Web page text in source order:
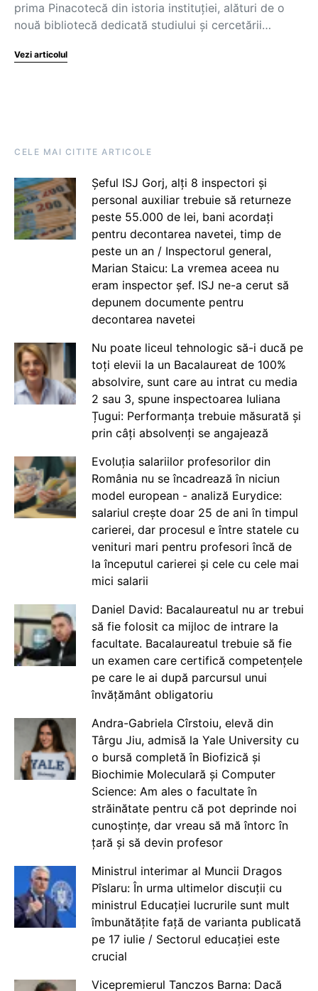
prima Pinacotecă din istoria instituției, alături de o
nouă bibliotecă dedicată studiului și cercetării…
Vezi articolul
CELE MAI CITITE ARTICOLE
Șeful ISJ Gorj, alți 8 inspectori și
personal auxiliar trebuie să returneze
peste 55.000 de lei, bani acordați
pentru decontarea navetei, timp de
peste un an / Inspectorul general,
Marian Staicu: La vremea aceea nu
eram inspector șef. ISJ ne-a cerut să
depunem documente pentru
decontarea navetei
Nu poate liceul tehnologic să-i ducă pe
toți elevii la un Bacalaureat de 100%
absolvire, sunt care au intrat cu media
2 sau 3, spune inspectoarea Iuliana
Țugui: Performanța trebuie măsurată și
prin câți absolvenți se angajează
Evoluția salariilor profesorilor din
România nu se încadrează în niciun
model european - analiză Eurydice:
salariul crește doar 25 de ani în timpul
carierei, dar procesul e între statele cu
venituri mari pentru profesori încă de
la începutul carierei și cele cu cele mai
mici salarii
Daniel David: Bacalaureatul nu ar trebui
să fie folosit ca mijloc de intrare la
facultate. Bacalaureatul trebuie să fie
un examen care certifică competențele
pe care le ai după parcursul unui
învățământ obligatoriu
Andra-Gabriela Cîrstoiu, elevă din
Târgu Jiu, admisă la Yale University cu
o bursă completă în Biofizică și
Biochimie Moleculară și Computer
Science: Am ales o facultate în
străinătate pentru că pot deprinde noi
cunoștințe, dar vreau să mă întorc în
țară și să devin profesor
Ministrul interimar al Muncii Dragos
Pîslaru: În urma ultimelor discuții cu
ministrul Educației lucrurile sunt mult
îmbunătățite față de varianta publicată
pe 17 iulie / Sectorul educației este
crucial
Vicepremierul Tanczos Barna: Dacă